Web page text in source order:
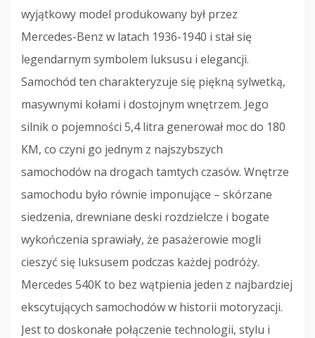
wyjątkowy model produkowany był przez
Mercedes-Benz w latach 1936-1940 i stał się
legendarnym symbolem luksusu i elegancji.
Samochód ten charakteryzuje się piękną sylwetką,
masywnymi kołami i dostojnym wnętrzem. Jego
silnik o pojemności 5,4 litra generował moc do 180
KM, co czyni go jednym z najszybszych
samochodów na drogach tamtych czasów. Wnętrze
samochodu było równie imponujące – skórzane
siedzenia, drewniane deski rozdzielcze i bogate
wykończenia sprawiały, że pasażerowie mogli
cieszyć się luksusem podczas każdej podróży.
Mercedes 540K to bez wątpienia jeden z najbardziej
ekscytujących samochodów w historii motoryzacji.
Jest to doskonałe połączenie technologii, stylu i